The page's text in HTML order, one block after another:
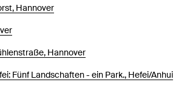
Hannover
Hannover
Fünf Landschaften - ein Park., Hefei/Anhui